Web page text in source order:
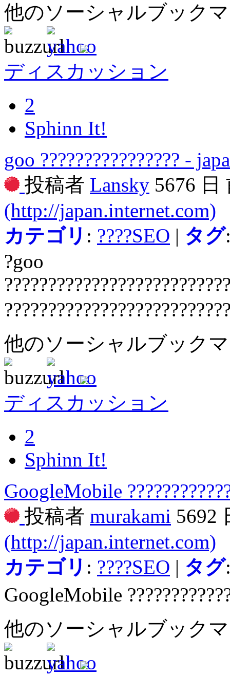
他のソーシャルブック
ディスカッション
2
Sphinn It!
goo ???????????????? -
投稿者 Lansky 5676 日
(http://japan.internet.com)
カテゴリ : ????SEO | タグ
?goo
他のソーシャルブック
ディスカッション
2
Sphinn It!
GoogleMobile
投稿者 murakami 5692
(http://japan.internet.com)
カテゴリ : ????SEO | タグ
GoogleMobile
他のソーシャルブック